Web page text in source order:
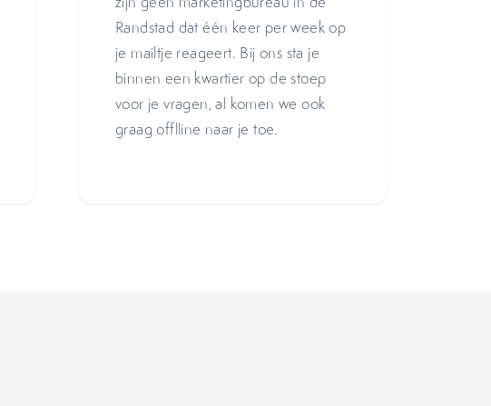
Randstad dat één keer per week op
je mailtje reageert. Bij ons sta je
binnen een kwartier op de stoep
voor je vragen, al komen we ook
graag offlline naar je toe.